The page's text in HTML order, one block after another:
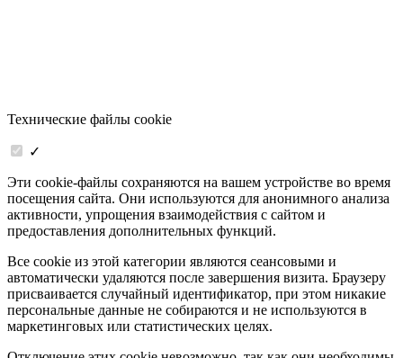
Технические файлы cookie
✓
Эти cookie-файлы сохраняются на вашем устройстве во время
посещения сайта. Они используются для анонимного анализа
активности, упрощения взаимодействия с сайтом и
предоставления дополнительных функций.
Все cookie из этой категории являются сеансовыми и
автоматически удаляются после завершения визита. Браузеру
присваивается случайный идентификатор, при этом никакие
персональные данные не собираются и не используются в
маркетинговых или статистических целях.